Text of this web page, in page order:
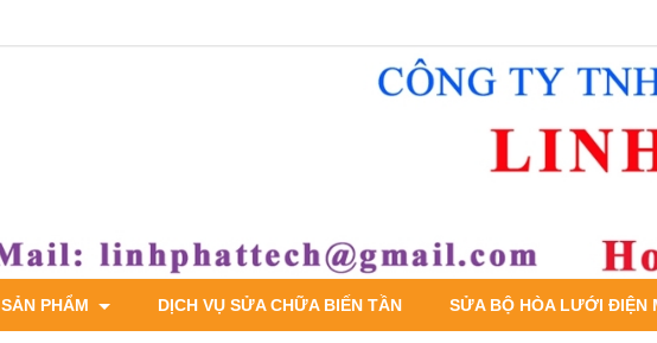
SẢN PHẨM DỊCH VỤ SỬA CHỮA BIẾN TẦN SỬA BỘ HÒA LƯỚI ĐIỆN